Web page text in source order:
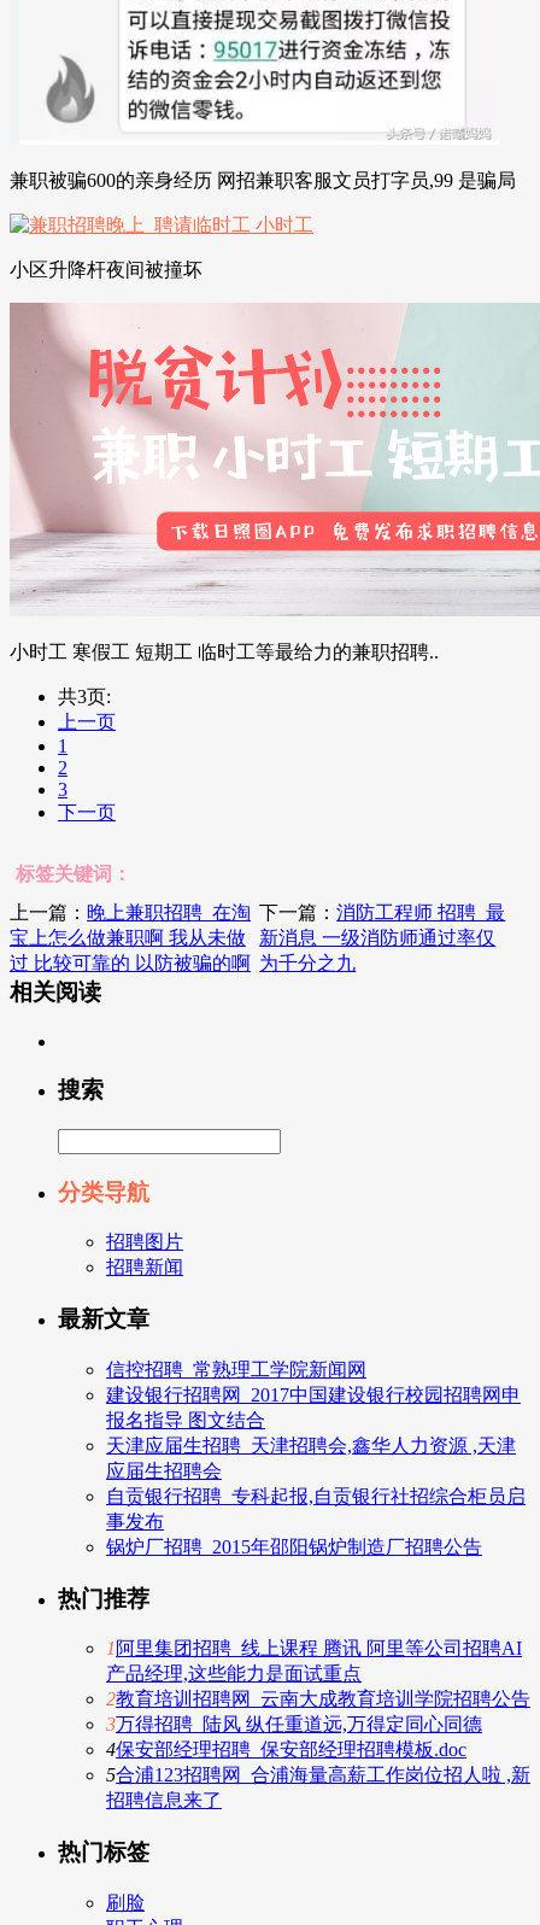
兼职被骗600的亲身经历 网招兼职客服文员打字员,99 是骗局
小区升降杆夜间被撞坏
小时工 寒假工 短期工 临时工等最给力的兼职招聘..
共3页:
上一页
1
2
3
下一页
标签关键词：
上一篇： 晚上兼职招聘_在淘
宝上怎么做兼职啊 我从未做
过 比较可靠的 以防被骗的啊
下一篇：消防工程师 招聘_最
新消息 一级消防师通过率仅
为千分之九
相关阅读
搜索
分类导航
招聘图片
招聘新闻
最新文章
信控招聘_常熟理工学院新闻网
建设银行招聘网_2017中国建设银行校园招聘网申
报名指导 图文结合
天津应届生招聘_天津招聘会,鑫华人力资源 ,天津
应届生招聘会
自贡银行招聘_专科起报,自贡银行社招综合柜员启
事发布
锅炉厂招聘_2015年邵阳锅炉制造厂招聘公告
热门推荐
1 阿里集团招聘_线上课程 腾讯 阿里等公司招聘AI
产品经理,这些能力是面试重点
2教育培训招聘网_云南大成教育培训学院招聘公告
3万得招聘_陆风 纵任重道远,万得定同心同德
4保安部经理招聘_保安部经理招聘模板.doc
5合浦123招聘网_合浦海量高薪工作岗位招人啦 ,新
招聘信息来了
热门标签
刷脸